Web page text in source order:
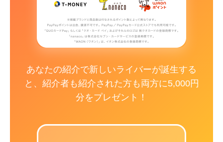
あなたの紹介で新しいライバーが誕生する
と、紹介者も紹介された方も両方に5,000円
分をプレゼント！